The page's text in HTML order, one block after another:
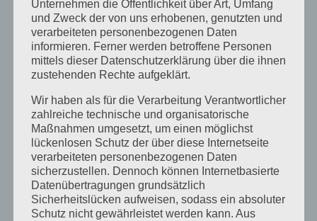
Mai 2023
April 2023
März 2023
Dezember 2022
November 2022
Oktober 2022
September 2022
August 2022
Unternehmen die Öffentlichkeit über Art, Umfang
und Zweck der von uns erhobenen, genutzten und
verarbeiteten personenbezogenen Daten
informieren. Ferner werden betroffene Personen
mittels dieser Datenschutzerklärung über die ihnen
zustehenden Rechte aufgeklärt.
Wir haben als für die Verarbeitung Verantwortlicher
zahlreiche technische und organisatorische
Maßnahmen umgesetzt, um einen möglichst
lückenlosen Schutz der über diese Internetseite
verarbeiteten personenbezogenen Daten
sicherzustellen. Dennoch können Internetbasierte
Datenübertragungen grundsätzlich
Sicherheitslücken aufweisen, sodass ein absoluter
Schutz nicht gewährleistet werden kann. Aus